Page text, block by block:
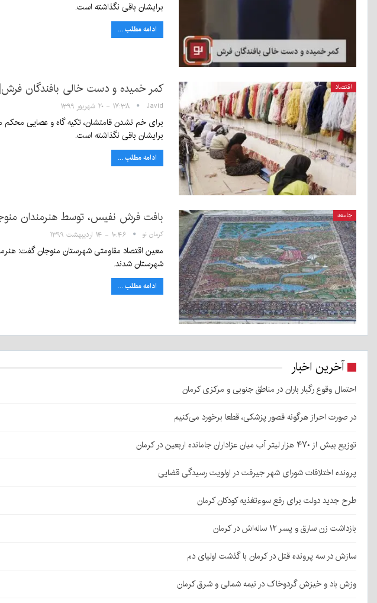
برایشان باقی نگذاشته است.
ادامه مطلب ...
اقتصاد کمر خمیده و دست خالی بافندگان فرش| ۸۰ درصد از بافندگان فرش بیمه نیستند
Javid ۱۷:۳۸ - ۲۰ شهریور ۱۳۹۹
برای خم نشدن قامتشان، تکیه گاه و عصایی محکم
برایشان باقی نگذاشته است.
ادامه مطلب ...
جامعه بافت فرش نفیس، توسط هنرمندان
کرمان نو ۱۰:۴۶ - ۱۴ اردیبهشت ۱۳۹۹
شهرستان شدند.
ادامه مطلب ...
آخرین اخبار
احتمال وقوع رگبار باران در مناطق جنوبی و مرکزی کرمان
در صورت احراز هرگونه قصور پزشکی، قطعا برخورد می‌کنیم
توزیع بیش از ۴۷۰ هزار لیتر آب میان عزاداران جامانده اربعین در کرمان
پرونده اختلافات شورای شهر جیرفت در اولویت رسیدگی قضایی
طرح جدید دولت برای رفع سوءتغذیه کودکان کرمان
بازداشت زن سارق و پسر ۱۲ ساله‌اش در کرمان
سازش در سه پرونده قتل در کرمان با گذشت اولیای دم
وزش باد و خیزش گردوخاک در نیمه شمالی و شرق کرمان